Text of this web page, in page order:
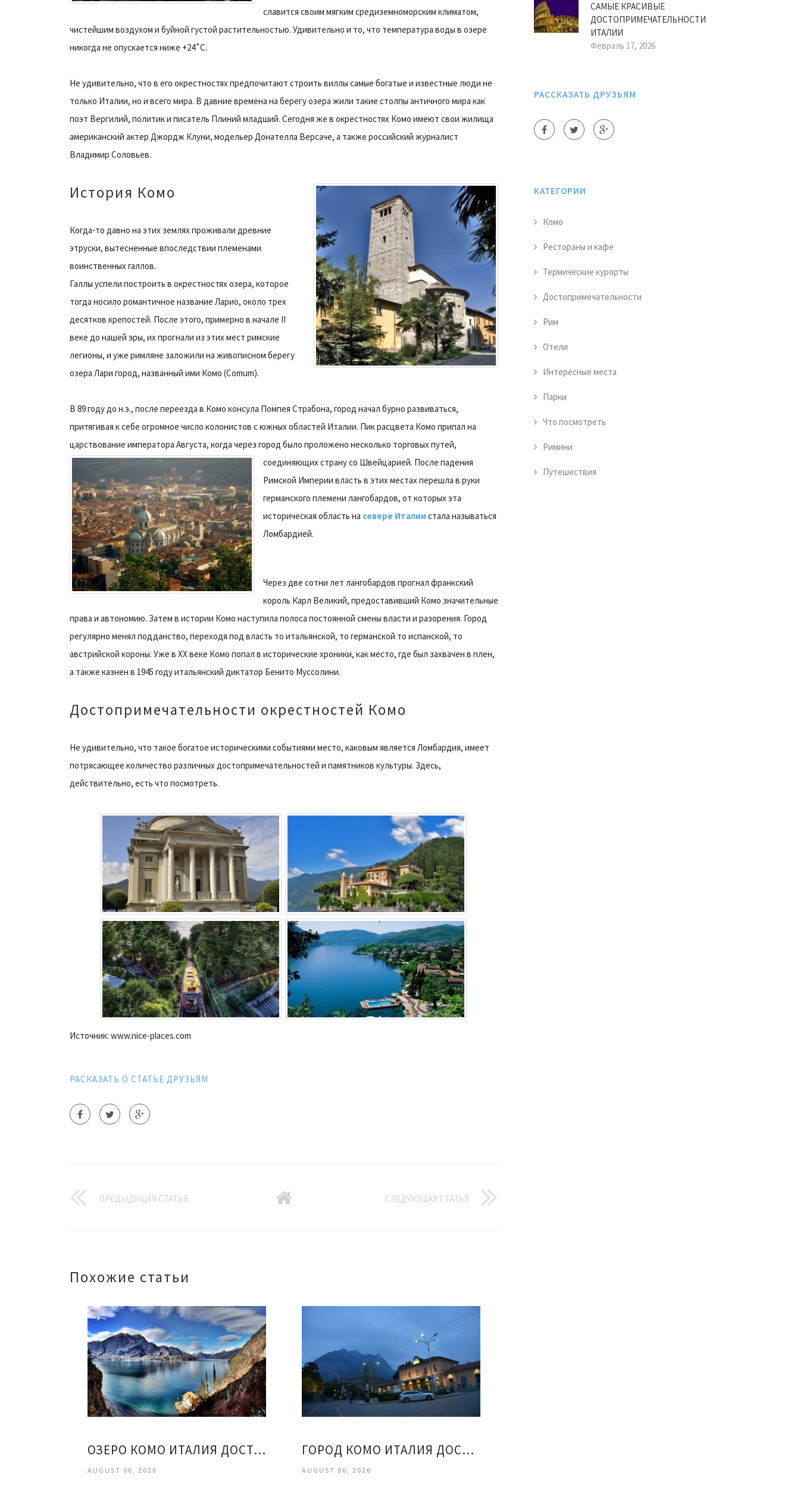
славится своим мягким средиземноморским климатом,
чистейшим воздухом и буйной густой растительностью. Удивительно и то, что температура воды в озере
никогда не опускается ниже +24˚С.
Не удивительно, что в его окрестностях предпочитают строить виллы самые богатые и известные люди не
только Италии, но и всего мира. В давние времена на берегу озера жили такие столпы античного мира как
поэт Вергилий, политик и писатель Плиний младший. Сегодня же в окрестностях Комо имеют свои жилища
американский актер Джордж Клуни, модельер Донателла Версаче, а также российский журналист
Владимир Соловьев.
История Комо
Когда-то давно на этих землях проживали древние
этруски, вытесненные впоследствии племенами
воинственных галлов.
Галлы успели построить в окрестностях озера, которое
тогда носило романтичное название Ларио, около трех
десятков крепостей. После этого, примерно в начале II
веке до нашей эры, их прогнали из этих мест римские
легионы, и уже римляне заложили на живописном берегу
озера Лари город, названный ими Комо (Comum).
В 89 году до н.э., после переезда в Комо консула Помпея Страбона, город начал бурно развиваться,
притягивая к себе огромное число колонистов с южных областей Италии. Пик расцвета Комо припал на
царствование императора Августа, когда через город было проложено несколько торговых путей,
соединяющих страну со Швейцарией. После падения
Римской Империи власть в этих местах перешла в руки
германского племени лангобардов, от которых эта
историческая область на севере Италии стала называться
Ломбардией.
Через две сотни лет лангобардов прогнал франкский
король Карл Великий, предоставивший Комо значительные
права и автономию. Затем в истории Комо наступила полоса постоянной смены власти и разорения. Город
регулярно менял подданство, переходя под власть то итальянской, то германской то испанской, то
австрийской короны. Уже в ХХ веке Комо попал в исторические хроники, как место, где был захвачен в плен,
а также казнен в 1945 году итальянский диктатор Бенито Муссолини.
Достопримечательности окрестностей Комо
Не удивительно, что такое богатое историческими событиями место, каковым является Ломбардия, имеет
потрясающее количество различных достопримечательностей и памятников культуры. Здесь,
действительно, есть что посмотреть.
Источник: www.nice-places.com
РАСКАЗАТЬ О СТАТЬЕ ДРУЗЬЯМ
ПРЕДЫДУЩАЯ СТАТЬЯ СЛЕДУЮЩАЯ СТАТЬЯ
Похожие статьи
ОЗЕРО КОМО ИТАЛИЯ ДОСТОПРИМЕЧАТЕЛЬНОСТИ
AUGUST 06, 2026
ГОРОД КОМО ИТАЛИЯ ДОСТОПРИМЕЧАТЕЛЬНОСТИ
AUGUST 06, 2026
САМЫЕ КРАСИВЫЕ
ДОСТОПРИМЕЧАТЕЛЬНОСТИ
ИТАЛИИ
Февраль 17, 2026
РАССКАЗАТЬ ДРУЗЬЯМ
КАТЕГОРИИ
Комо
Рестораны и кафе
Термические курорты
Достопримечательности
Рим
Отели
Интересные места
Парки
Что посмотреть
Римини
Путешествия